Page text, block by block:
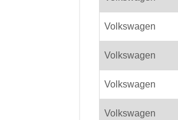
Volkswagen
Volkswagen
Volkswagen
Volkswagen